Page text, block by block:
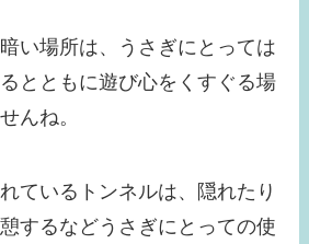
い場所は、うさぎにとっては
とともに遊び心をくすぐる場
んね。
ているトンネルは、隠れたり
するなどうさぎにとっての使